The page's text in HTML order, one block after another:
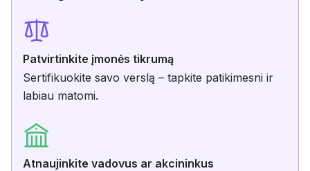
Patvirtinkite įmonės tikrumą
Sertifikuokite savo verslą – tapkite patikimesni ir
labiau matomi.
Atnaujinkite vadovus ar akcininkus